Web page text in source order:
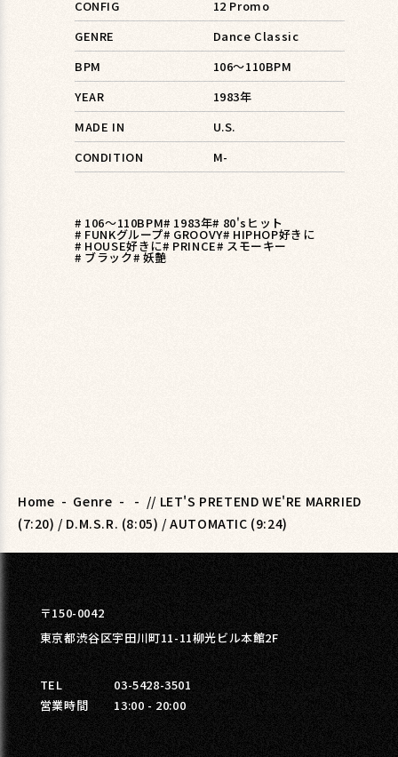
CONFIG
12 Promo
GENRE
Dance Classic
BPM
106〜110BPM
YEAR
1983年
MADE IN
U.S.
CONDITION
M-
# 106〜110BPM# 1983年# 80'sヒット
# FUNKグループ# GROOVY# HIPHOP好きに
# HOUSE好きに# PRINCE# スモーキー
# ブラック# 妖艶
Home - Genre - - // LET'S PRETEND WE'RE MARRIED
(7:20) / D.M.S.R. (8:05) / AUTOMATIC (9:24)
〒150-0042
東京都渋谷区宇田川町11-11柳光ビル本館2F
TEL
03-5428-3501
営業時間
13:00 - 20:00